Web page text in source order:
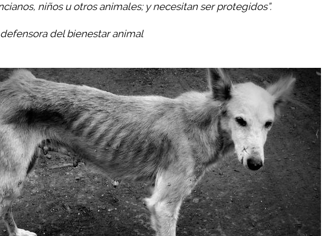
niños u otros animales; y necesitan ser protegidos”.
del bienestar animal